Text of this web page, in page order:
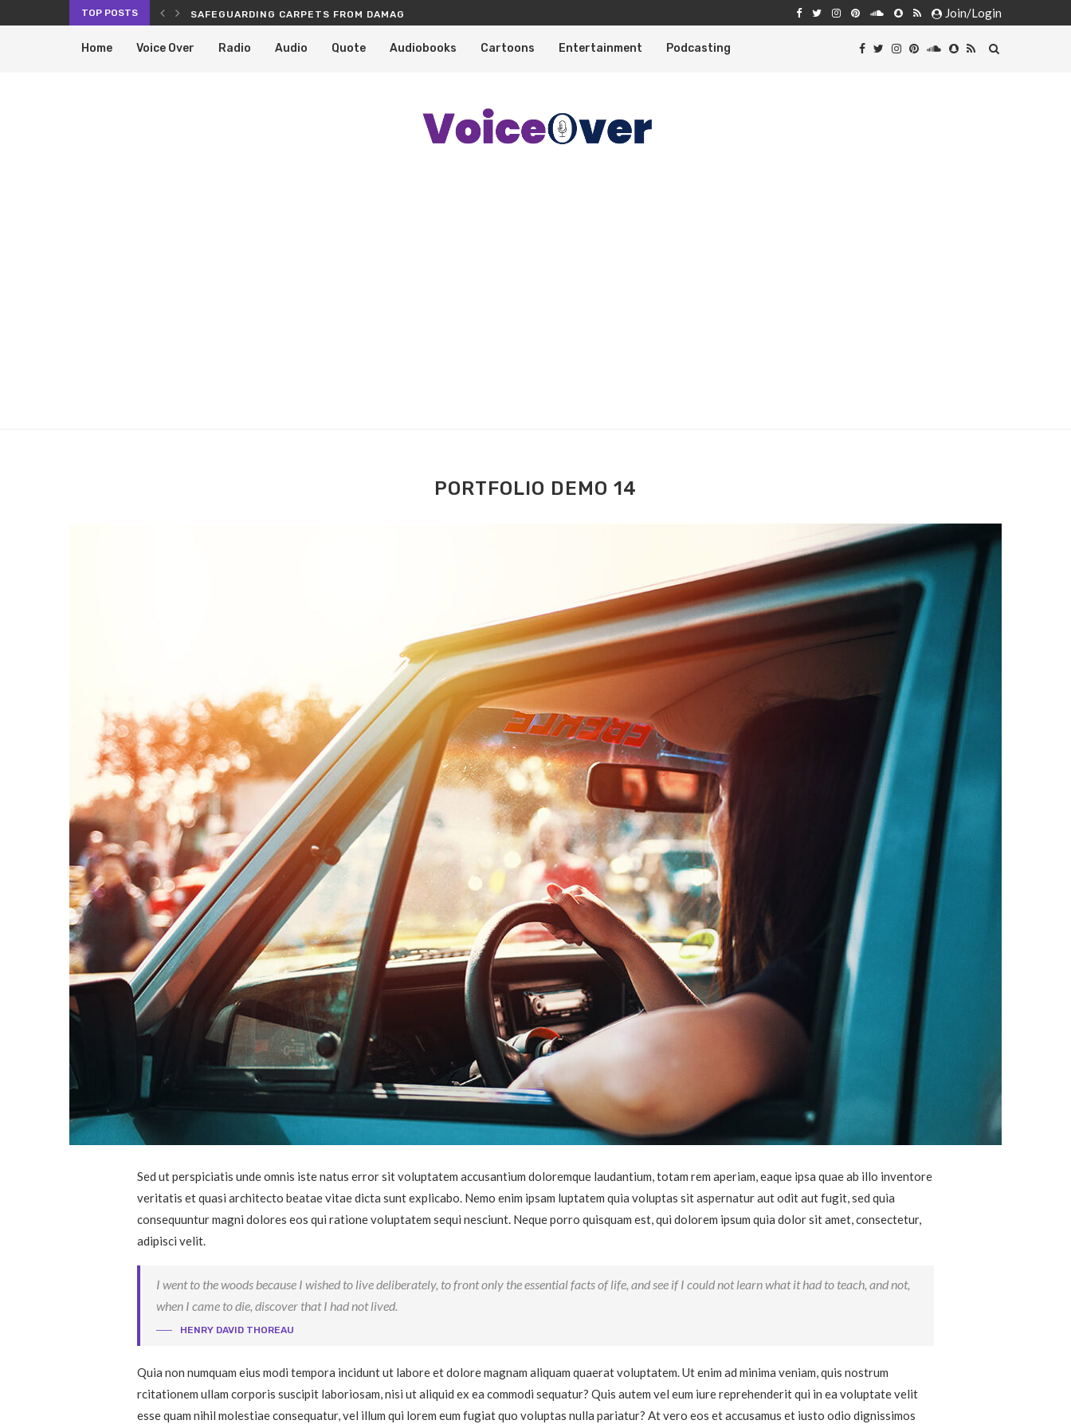
TOP POSTS SAFEGUARDING CARPETS FROM DAMAGE THROUGH CARPET CLEANING SERVICES Join/Login
Home Voice Over Radio Audio Quote Audiobooks Cartoons Entertainment Podcasting
PORTFOLIO DEMO 14
Sed ut perspiciatis unde omnis iste natus error sit voluptatem accusantium doloremque laudantium, totam rem aperiam, eaque ipsa quae ab illo inventore
veritatis et quasi architecto beatae vitae dicta sunt explicabo. Nemo enim ipsam luptatem quia voluptas sit aspernatur aut odit aut fugit, sed quia
consequuntur magni dolores eos qui ratione voluptatem sequi nesciunt. Neque porro quisquam est, qui dolorem ipsum quia dolor sit amet, consectetur,
adipisci velit.
I went to the woods because I wished to live deliberately, to front only the essential facts of life, and see if I could not learn what it had to teach, and not,
when I came to die, discover that I had not lived.
HENRY DAVID THOREAU
Quia non numquam eius modi tempora incidunt ut labore et dolore magnam aliquam quaerat voluptatem. Ut enim ad minima veniam, quis nostrum
rcitationem ullam corporis suscipit laboriosam, nisi ut aliquid ex ea commodi sequatur? Quis autem vel eum iure reprehenderit qui in ea voluptate velit
esse quam nihil molestiae consequatur, vel illum qui lorem eum fugiat quo voluptas nulla pariatur? At vero eos et accusamus et iusto odio dignissimos